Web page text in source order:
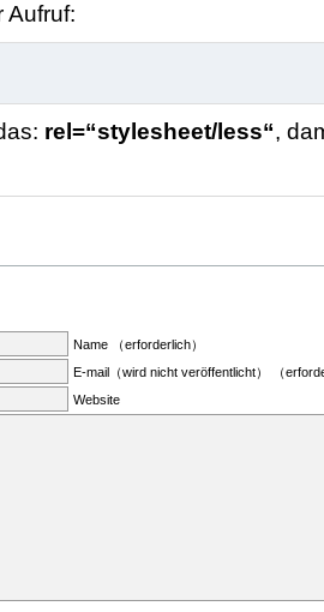
Aufruf:
rel=“stylesheet/less“,
Name （erforderlich）
E-mail（wird nicht veröffentlicht） （
Website